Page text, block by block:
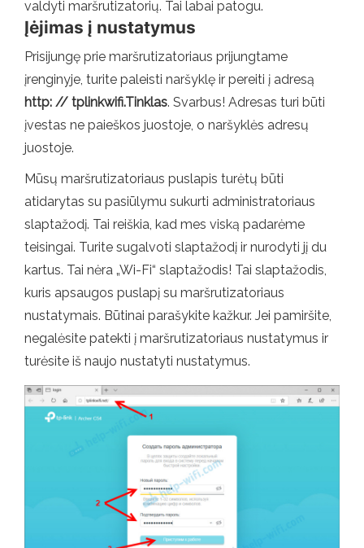
valdyti maršrutizatorių. Tai labai patogu.
Įėjimas į nustatymus
Prisijungę prie maršrutizatoriaus prijungtame
įrenginyje, turite paleisti naršyklę ir pereiti į adresą
http: // tplinkwifi.Tinklas. Svarbus! Adresas turi būti
įvestas ne paieškos juostoje, o naršyklės adresų
juostoje.
Mūsų maršrutizatoriaus puslapis turėtų būti
atidarytas su pasiūlymu sukurti administratoriaus
slaptažodį. Tai reiškia, kad mes viską padarėme
teisingai. Turite sugalvoti slaptažodį ir nurodyti jį du
kartus. Tai nėra „Wi-Fi“ slaptažodis! Tai slaptažodis,
kuris apsaugos puslapį su maršrutizatoriaus
nustatymais. Būtinai parašykite kažkur. Jei pamiršite,
negalėsite patekti į maršrutizatoriaus nustatymus ir
turėsite iš naujo nustatyti nustatymus.